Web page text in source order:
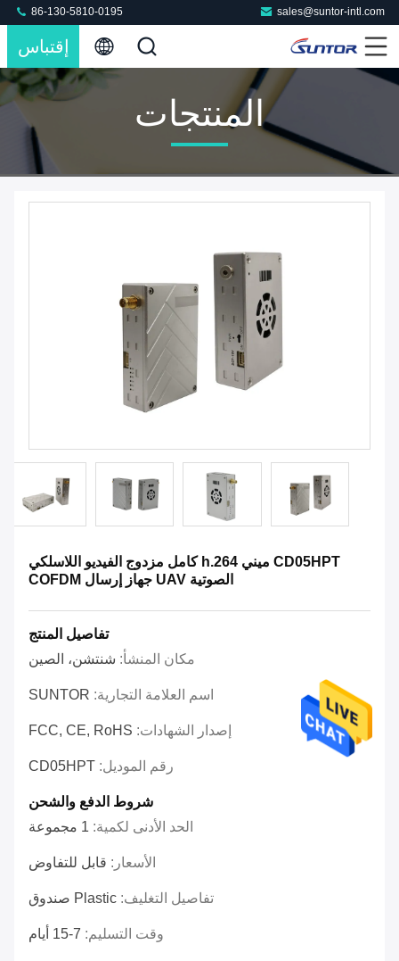
sales@suntor-intl.com
86-130-5810-0195
إقتباس
المنتجات
CD05HPT ميني h.264 كامل مزدوج الفيديو اللاسلكي
الصوتية UAV جهاز إرسال COFDM
تفاصيل المنتج
مكان المنشأ: شنتشن، الصين
اسم العلامة التجارية: SUNTOR
إصدار الشهادات: FCC, CE, RoHS
رقم الموديل: CD05HPT
شروط الدفع والشحن
الحد الأدنى لكمية: 1 مجموعة
الأسعار: قابل للتفاوض
تفاصيل التغليف: Plastic صندوق
وقت التسليم: 7-15 أيام